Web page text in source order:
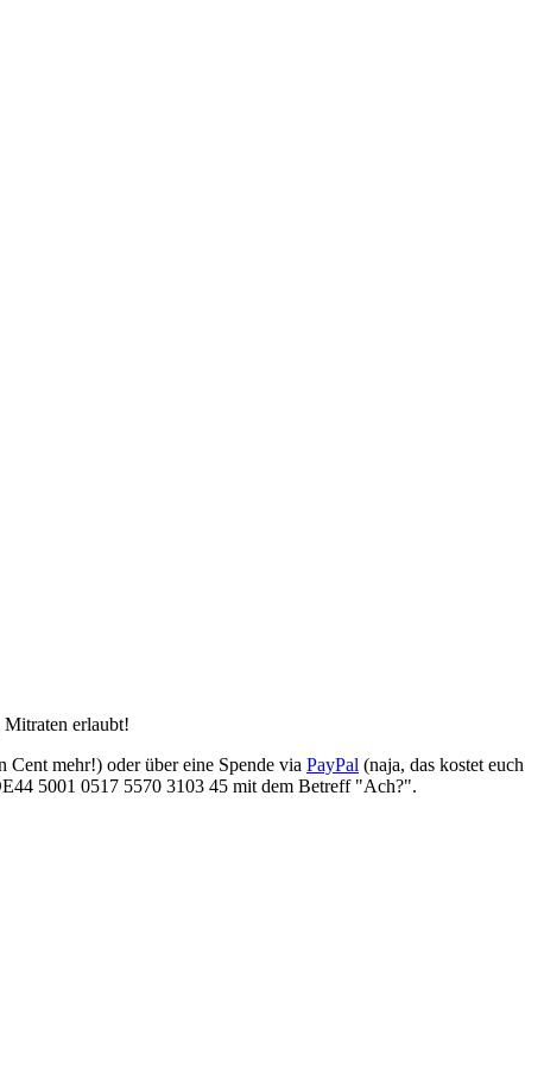
erlaubt!
Cent mehr!) oder über eine Spende via PayPal (naja, das kostet euch
5001 0517 5570 3103 45 mit dem Betreff "Ach?".